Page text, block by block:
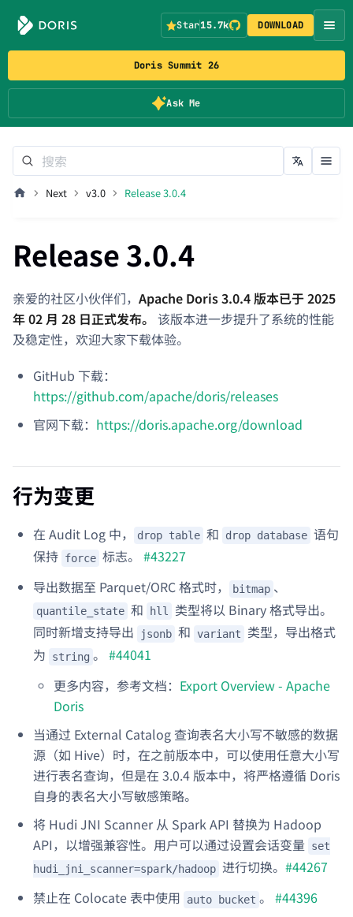
Doris Summit 26
Ask Me
Star15.7k DOWNLOAD
Next v3.0 Release 3.0.4
Release 3.0.4
亲爱的社区小伙伴们， Apache Doris 3.0.4 版本已于 2025
年 02 月 28 日正式发布。 该版本进一步提升了系统的性能
及稳定性，欢迎大家下载体验。
GitHub 下载：
https://github.com/apache/doris/releases
官网下载： https://doris.apache.org/download
行为变更
在 Audit Log 中， drop table 和 drop database 语句
保持 force 标志。 #43227
导出数据至 Parquet/ORC 格式时，
bitmap 、
quantile_state 和 hll
类型将以 Binary 格式导出。
同时新增支持导出
jsonb 和 variant
类型，导出格式
为
string 。 #44041
更多内容，参考文档： Export Overview - Apache
Doris
当通过 External Catalog 查询表名大小写不敏感的数据
源（如 Hive）时，在之前版本中，可以使用任意大小写
进行表名查询，但是在 3.0.4 版本中，将严格遵循 Doris
自身的表名大小写敏感策略。
将 Hudi JNI Scanner 从 Spark API 替换为 Hadoop
API，以增强兼容性。用户可以通过设置会话变量
set
hudi_jni_scanner=spark/hadoop 进行切换。 #44267
禁止在 Colocate 表中使用
auto bucket 。 #44396